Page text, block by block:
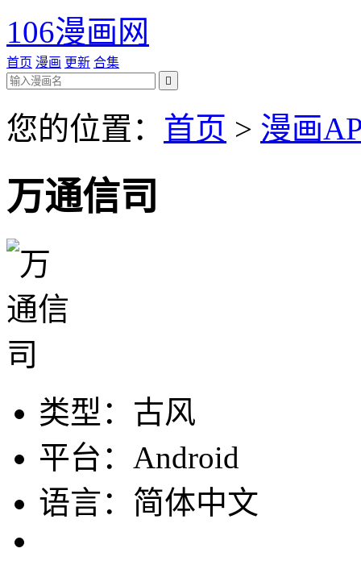
106漫画网
首页 漫画 更新 合集

您的位置： 首页 > 漫画
万通信司
类型：古风
平台：Android
语言：简体中文